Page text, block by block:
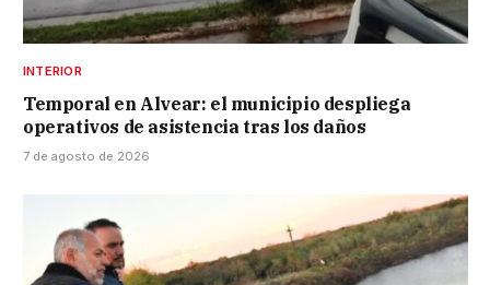
INTERIOR
Temporal en Alvear: el municipio despliega
operativos de asistencia tras los daños
7 de agosto de 2026